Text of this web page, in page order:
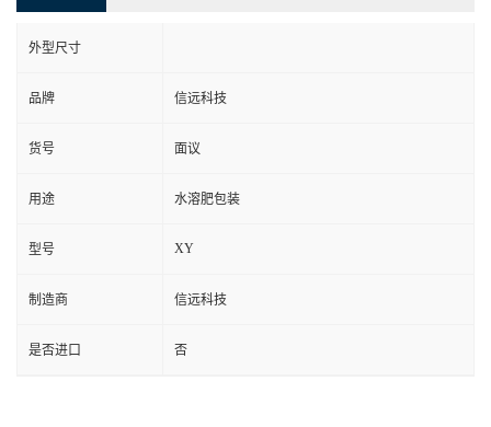
外型尺寸
品牌 信远科技
货号 面议
用途 水溶肥包装
型号 XY
制造商 信远科技
是否进口 否